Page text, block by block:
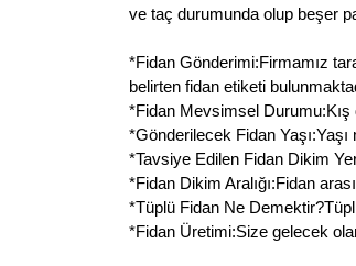
ve taç durumunda olup beşer
*Fidan Gönderimi:Firmamız
belirten fidan etiketi
*Fidan Mevsimsel Durumu:Kış
*Gönderilecek Fidan
*Tavsiye Edilen Fidan Dikim
*Fidan Dikim Aralığı:Fidan
*Tüplü Fidan Ne
*Fidan Üretimi:Size gelecek